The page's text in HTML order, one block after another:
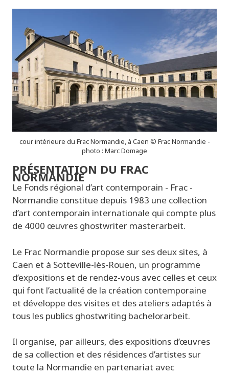
cour intérieure du Frac Normandie, à Caen © Frac Normandie -
photo : Marc Domage
PRÉSENTATION DU FRAC
NORMANDIE
Le Fonds régional d’art contemporain - Frac -
Normandie constitue depuis 1983 une collection
d’art contemporain internationale qui compte plus
de 4000 œuvres ghostwriter masterarbeit.
Le Frac Normandie propose sur ses deux sites, à
Caen et à Sotteville-lès-Rouen, un programme
d’expositions et de rendez-vous avec celles et ceux
qui font l’actualité de la création contemporaine
et développe desvisites et des ateliers adaptés à
tous les publics ghostwriting bachelorarbeit.
Il organise, par ailleurs, des expositions d’œuvres
de sa collection et des résidences d’artistes sur
toute la Normandie en partenariat avec